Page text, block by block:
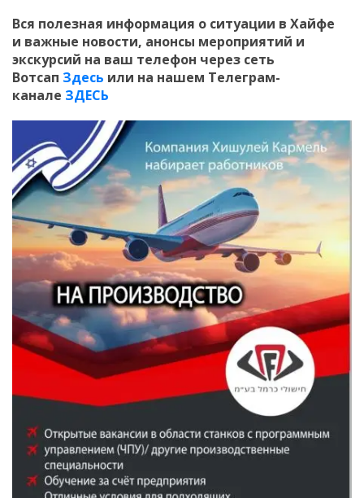
Вся полезная информация о ситуации в Хайфе
и важные новости, анонсы мероприятий и
экскурсий на ваш телефон через сеть
Вотсап Здесь или на нашем Телеграм-
канале ЗДЕСЬ